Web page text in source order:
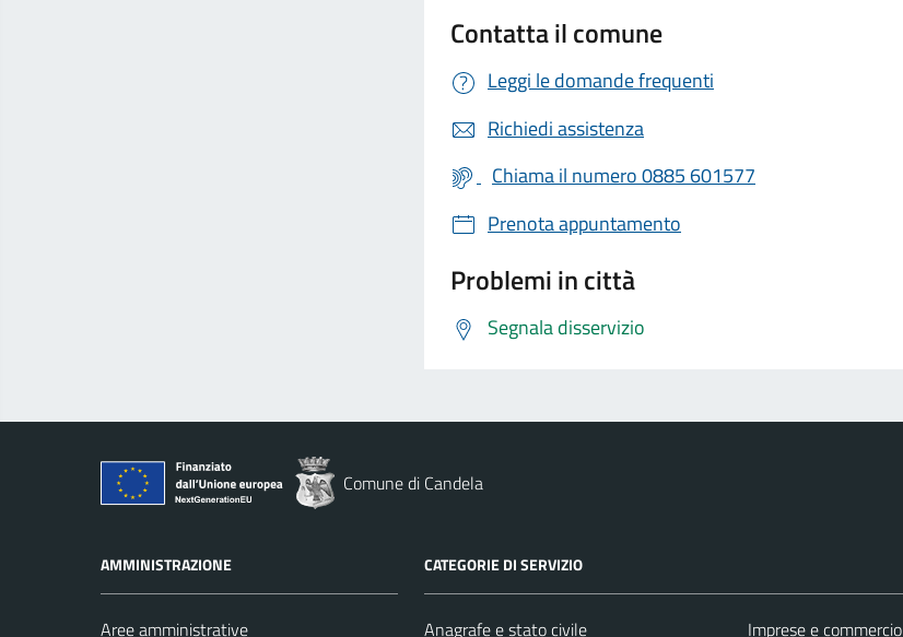
Contatta il comune
Leggi le domande frequenti
Richiedi assistenza
Chiama il numero 0885 601577
Prenota appuntamento
Problemi in città
Segnala disservizio
Comune di Candela
AMMINISTRAZIONE
Aree amministrative
CATEGORIE DI SERVIZIO
Anagrafe e stato civile
Imprese e commercio